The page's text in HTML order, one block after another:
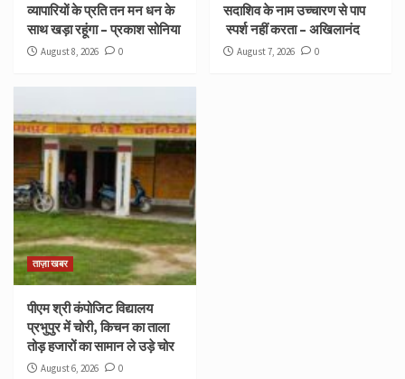
व्यापारियों के प्रति तन मन धन के
साथ खड़ा रहूंगा – प्रकाश सोनिया
August 8, 2026 0
सदाशिव के नाम उच्चारण से पाप
स्पर्श नहीं करता – अखिलानंद
August 7, 2026 0
ताज़ा खबर
पीएम श्री कंपोजिट विद्यालय
प्रभुपुर में चोरी, किचन का ताला
तोड़ हजारों का सामान ले उड़े चोर
August 6, 2026 0